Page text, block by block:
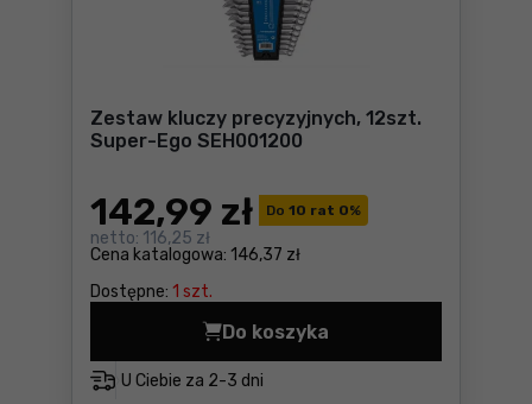
Zestaw kluczy precyzyjnych, 12szt.
Super-Ego SEH001200
Do 10 rat 0%
Cena katalogowa: 146,37 zł
142,99 zł
netto: 116,25 zł
Dostępne: 1 szt.
U Ciebie za 2-3 dni
Do koszyka
Zestaw kluczy